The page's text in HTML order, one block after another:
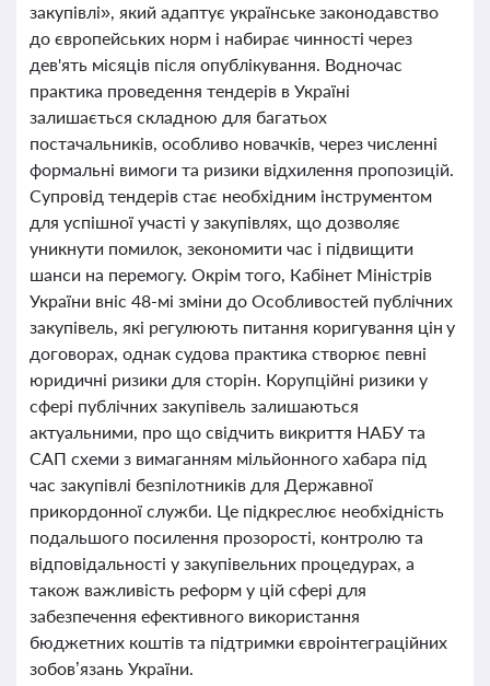
закупівлі», який адаптує українське законодавство
до європейських норм і набирає чинності через
дев'ять місяців після опублікування. Водночас
практика проведення тендерів в Україні
залишається складною для багатьох
постачальників, особливо новачків, через численні
формальні вимоги та ризики відхилення пропозицій.
Супровід тендерів стає необхідним інструментом
для успішної участі у закупівлях, що дозволяє
уникнути помилок, зекономити час і підвищити
шанси на перемогу. Окрім того, Кабінет Міністрів
України вніс 48-мі зміни до Особливостей публічних
закупівель, які регулюють питання коригування цін у
договорах, однак судова практика створює певні
юридичні ризики для сторін. Корупційні ризики у
сфері публічних закупівель залишаються
актуальними, про що свідчить викриття НАБУ та
САП схеми з вимаганням мільйонного хабара під
час закупівлі безпілотників для Державної
прикордонної служби. Це підкреслює необхідність
подальшого посилення прозорості, контролю та
відповідальності у закупівельних процедурах, а
також важливість реформ у цій сфері для
забезпечення ефективного використання
бюджетних коштів та підтримки євроінтеграційних
зобов’язань України.